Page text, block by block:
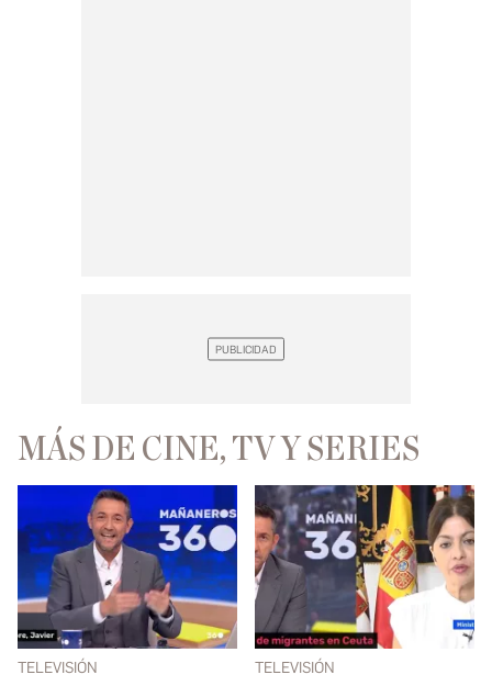
MÁS DE CINE, TV Y SERIES
TELEVISIÓN TELEVISIÓN